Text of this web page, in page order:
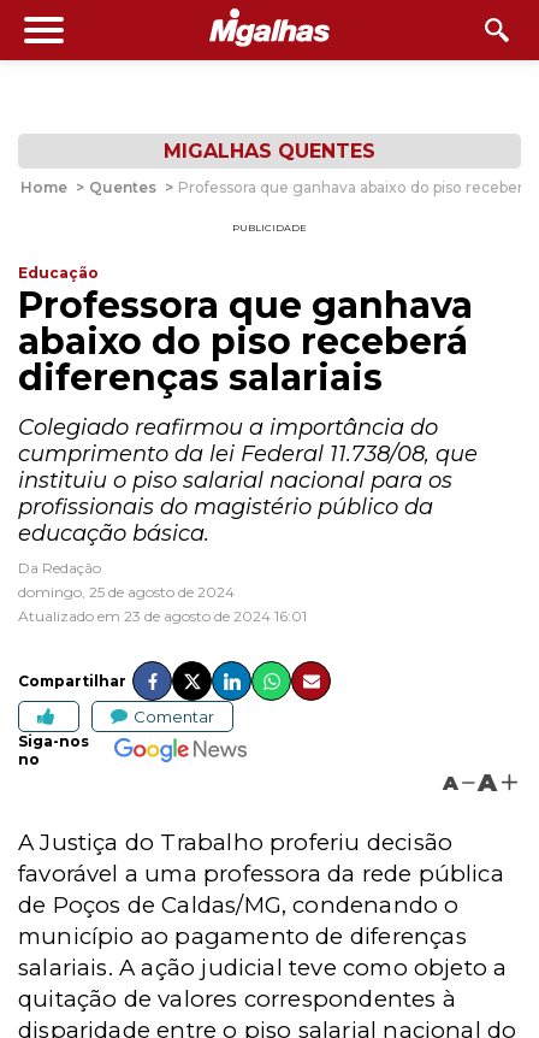
MIGALHAS QUENTES
Home > Quentes > Professora que ganhava abaixo do piso receberá
PUBLICIDADE
Educação
Professora que ganhava
abaixo do piso receberá
diferenças salariais
Colegiado reafirmou a importância do
cumprimento da lei Federal 11.738/08, que
instituiu o piso salarial nacional para os
profissionais do magistério público da
educação básica.
Da Redação
domingo, 25 de agosto de 2024
Atualizado em 23 de agosto de 2024 16:01
Compartilhar
Comentar
Siga-nos
no
A A
A Justiça do Trabalho proferiu decisão
favorável a uma professora da rede pública
de Poços de Caldas/MG, condenando o
município ao pagamento de diferenças
salariais. A ação judicial teve como objeto a
quitação de valores correspondentes à
disparidade entre o piso salarial nacional do